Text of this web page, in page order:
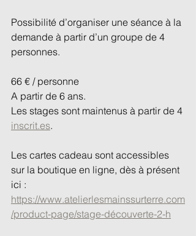
Possibilité d’organiser une séance à la
demande à partir d’un groupe de 4
personnes.
66 € / personne
A partir de 6 ans.
Les stages sont maintenus à partir de 4
inscrit.es.
Les cartes cadeau sont accessibles
sur la boutique en ligne, dès à présent
ici :
https://www.atelierlesmainssurterre.com
/product-page/stage-découverte-2-h